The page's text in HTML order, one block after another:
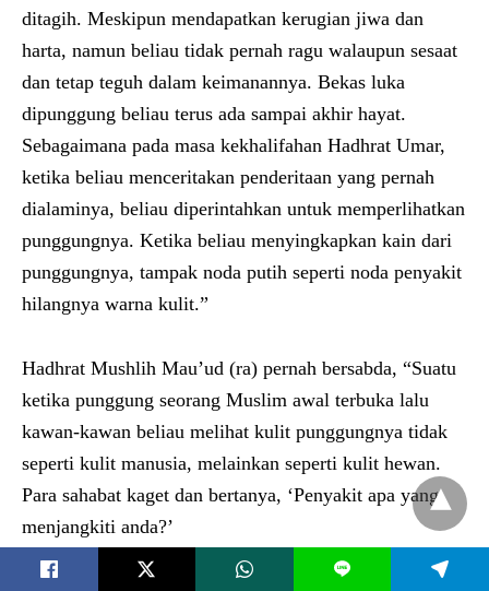
ditagih. Meskipun mendapatkan kerugian jiwa dan
harta, namun beliau tidak pernah ragu walaupun sesaat
dan tetap teguh dalam keimanannya. Bekas luka
dipunggung beliau terus ada sampai akhir hayat.
Sebagaimana pada masa kekhalifahan Hadhrat Umar,
ketika beliau menceritakan penderitaan yang pernah
dialaminya, beliau diperintahkan untuk memperlihatkan
punggungnya. Ketika beliau menyingkapkan kain dari
punggungnya, tampak noda putih seperti noda penyakit
hilangnya warna kulit.”
Hadhrat Mushlih Mau’ud (ra) pernah bersabda, “Suatu
ketika punggung seorang Muslim awal terbuka lalu
kawan-kawan beliau melihat kulit punggungnya tidak
seperti kulit manusia, melainkan seperti kulit hewan.
Para sahabat kaget dan bertanya, ‘Penyakit apa yang
menjangkiti anda?’
L